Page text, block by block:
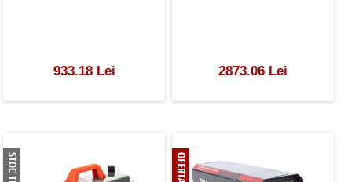
933.18 Lei 2873.06 Lei